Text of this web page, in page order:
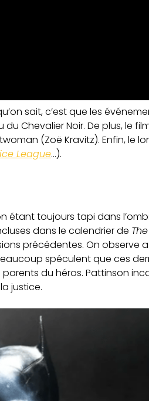
sait, c’est que les
Chevalier Noir. De plus, le
(Zoë Kravitz). Enfin, le
League…).
toujours tapi dans
dans le calendrier de
précédentes. On observe
spéculent que ces
du héros. Pattinson
justice.